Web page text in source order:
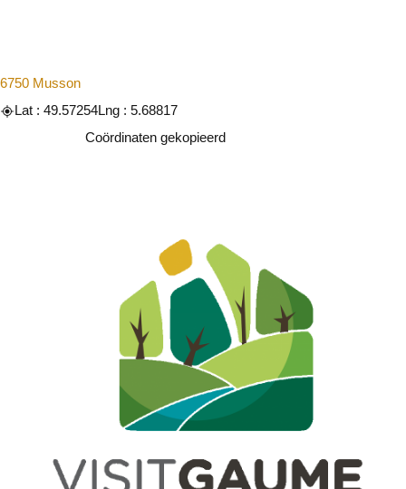
6750 Musson
Lat : 49.57254Lng : 5.68817
Coördinaten gekopieerd